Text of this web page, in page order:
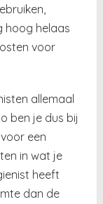
hoog helaas
voor
allemaal
ben je dus bij
een
in wat je
heeft
dan de